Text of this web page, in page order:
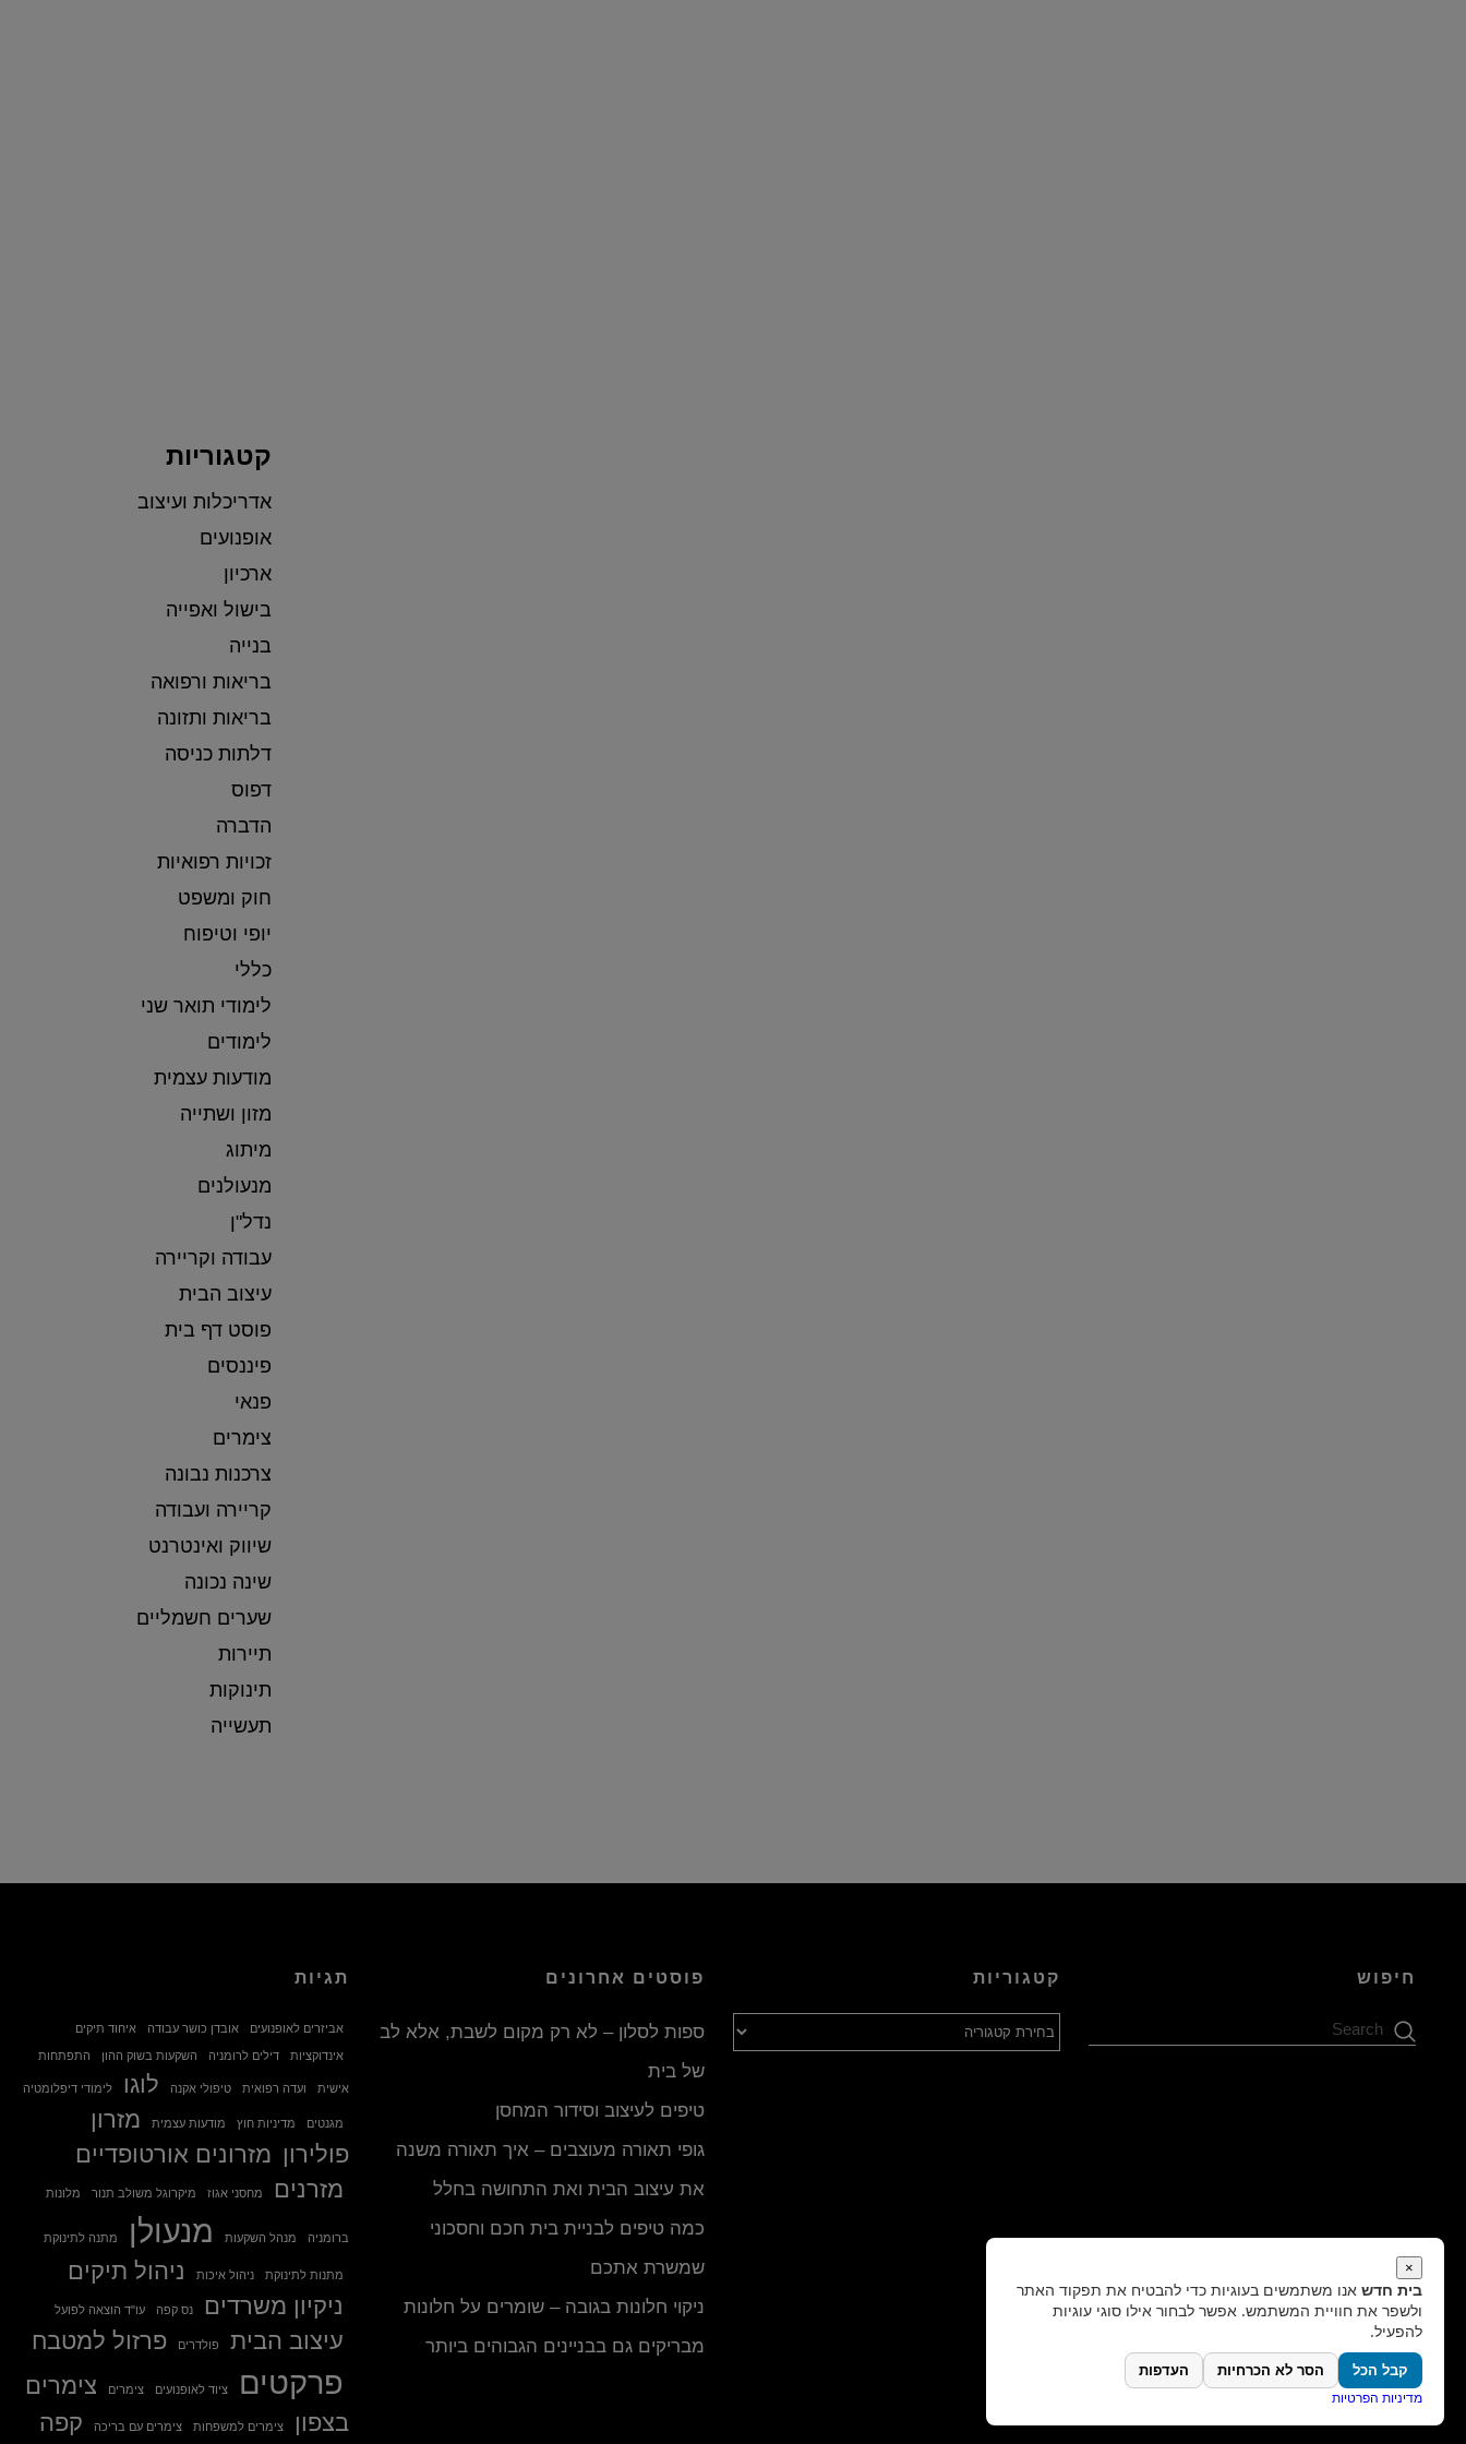
קטגוריות
אדריכלות ועיצוב
אופנועים
ארכיון
בישול ואפייה
בנייה
בריאות ורפואה
בריאות ותזונה
דלתות כניסה
דפוס
הדברה
זכויות רפואיות
חוק ומשפט
יופי וטיפוח
כללי
לימודי תואר שני
לימודים
מודעות עצמית
מזון ושתייה
מיתוג
מנעולנים
נדל"ן
עבודה וקריירה
עיצוב הבית
פוסט דף בית
פיננסים
פנאי
צימרים
צרכנות נבונה
קריירה ועבודה
שיווק ואינטרנט
שינה נכונה
שערים חשמליים
תיירות
תינוקות
תעשייה
תגיות
אביזרים לאופנועים אובדן כושר עבודה איחוד תיקים
אינדוקציות דילים לרומניה השקעות בשוק ההון התפתחות
אישית ועדה רפואית טיפולי אקנה לוגו לימודי דיפלומטיה
מגנטים מדיניות חוץ מודעות עצמית
מזרון
פולירון מזרונים אורטופדיים
מזרנים
מחסני אגוז מיקרוגל משולב תנור מלונות
ברומניה מנהל השקעות מנעולן מתנה לתינוקת
מתנות לתינוקת ניהול איכות
ניהול תיקים
ניקיון משרדים
נס קפה עו"ד הוצאה לפועל
עיצוב הבית פולדרים פרזול למטבח
פרקטים ציוד לאופנועים צימרים
צימרים
בצפון
צימרים למשפחות צימרים עם בריכה קפה
פוסטים אחרונים
ספות לסלון – לא רק מקום לשבת, אלא לב
של בית
טיפים לעיצוב וסידור המחסן
גופי תאורה מעוצבים – איך תאורה משנה
את עיצוב הבית ואת התחושה בחלל
כמה טיפים לבניית בית חכם וחסכוני
שמשרת אתכם
ניקוי חלונות בגובה – שומרים על חלונות
מבריקים גם בבניינים הגבוהים ביותר
קטגוריות
קטגוריות
חיפוש
Search
×
בית חדש אנו משתמשים בעוגיות כדי להבטיח את תפקוד האתר
ולשפר את חוויית המשתמש. אפשר לבחור אילו סוגי עוגיות
להפעיל.
קבל הכל הסר לא הכרחיות העדפות
מדיניות הפרטיות